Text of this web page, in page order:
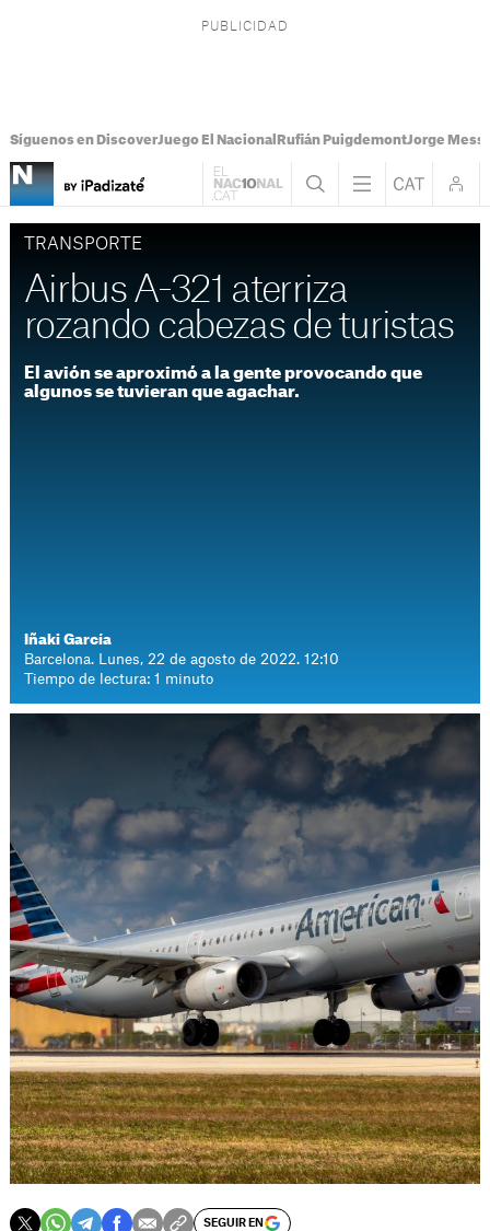
Síguenos en DiscoverJuego El Nacional Rufián PuigdemontJorge Messi
TRANSPORTE
Airbus A-321 aterriza
rozando cabezas de turistas
El avión se aproximó a la gente provocando que
algunos se tuvieran que agachar.
Iñaki García
Barcelona. Lunes, 22 de agosto de 2022. 12:10
Tiempo de lectura: 1 minuto
SEGUIR EN